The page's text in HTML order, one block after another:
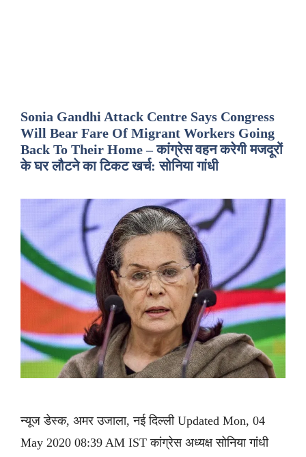
Sonia Gandhi Attack Centre Says Congress
Will Bear Fare Of Migrant Workers Going
Back To Their Home – कांग्रेस वहन करेगी मजदूरों
के घर लौटने का टिकट खर्च: सोनिया गांधी
न्यूज डेस्क, अमर उजाला, नई दिल्ली Updated Mon, 04
May 2020 08:39 AM IST कांग्रेस अध्यक्ष सोनिया गांधी